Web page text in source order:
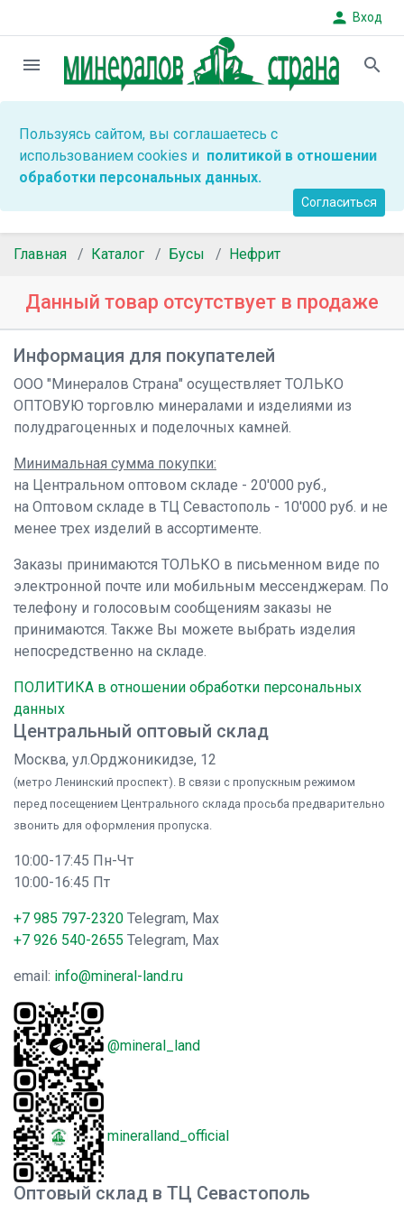
person Вход
menu search
Пользуясь сайтом, вы соглашаетесь с
использованием cookies и политикой в отношении
обработки персональных данных.
Согласиться
Главная Каталог Бусы Нефрит
Данный товар отсутствует в продаже
Информация для покупателей
ООО "Минералов Страна" осуществляет ТОЛЬКО
ОПТОВУЮ торговлю минералами и изделиями из
полудрагоценных и поделочных камней.
Минимальная сумма покупки:
на Центральном оптовом складе - 20'000 руб.,
на Оптовом складе в ТЦ Севастополь - 10'000 руб. и не
менее трех изделий в ассортименте.
Заказы принимаются ТОЛЬКО в письменном виде по
электронной почте или мобильным мессенджерам. По
телефону и голосовым сообщениям заказы не
принимаются. Также Вы можете выбрать изделия
непосредственно на складе.
ПОЛИТИКА в отношении обработки персональных
данных
Центральный оптовый склад
Москва, ул.Орджоникидзе, 12
(метро Ленинский проспект). В связи с пропускным режимом
перед посещением Центрального склада просьба предварительно
звонить для оформления пропуска.
10:00-17:45 Пн-Чт
10:00-16:45 Пт
+7 985 797-2320 Telegram, Max
+7 926 540-2655 Telegram, Max
email: info@mineral-land.ru
@mineral_land
mineralland_official
Оптовый склад в ТЦ Севастополь